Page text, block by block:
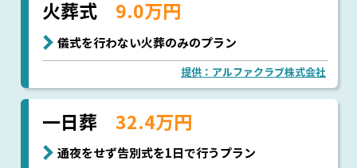
火葬式 9.0万円
儀式を行わない火葬のみのプラン
提供：アルファクラブ株式会社
一日葬 32.4万円
通夜をせず告別式を1日で行うプラン